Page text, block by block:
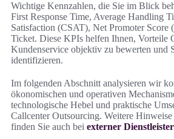
Wichtige Kennzahlen, die Sie im Blick
First Response Time, Average Handling
Satisfaction (CSAT), Net Promoter Score
Ticket. Diese KPIs helfen Ihnen, Vorteile
Kundenservice objektiv zu bewerten und
identifizieren.
Im folgenden Abschnitt analysieren wir
ökonomischen und operativen
technologische Hebel und praktische
Callcenter Outsourcing. Weitere Hinweise
finden Sie auch bei externer